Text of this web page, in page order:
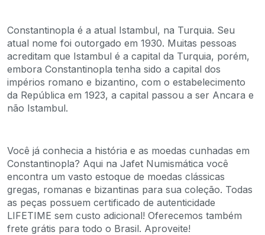
Constantinopla é a atual Istambul, na Turquia. Seu
atual nome foi outorgado em 1930. Muitas pessoas
acreditam que Istambul é a capital da Turquia, porém,
embora Constantinopla tenha sido a capital dos
impérios romano e bizantino, com o estabelecimento
da República em 1923, a capital passou a ser Ancara e
não Istambul.
Você já conhecia a história e as moedas cunhadas em
Constantinopla? Aqui na Jafet Numismática você
encontra um vasto estoque de moedas clássicas
gregas, romanas e bizantinas para sua coleção. Todas
as peças possuem certificado de autenticidade
LIFETIME sem custo adicional! Oferecemos também
frete grátis para todo o Brasil. Aproveite!